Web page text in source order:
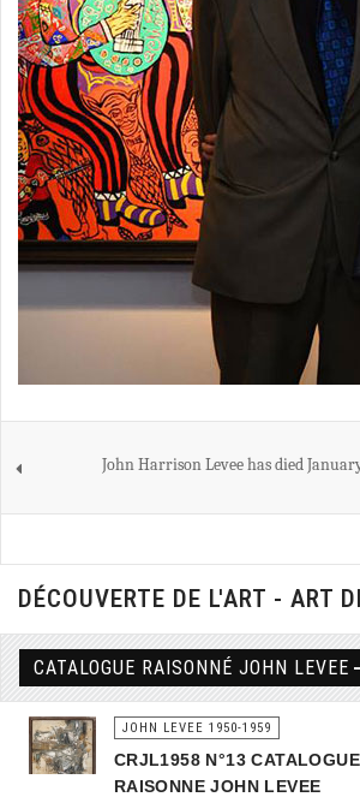
John Harrison Levee has died
DÉCOUVERTE DE L'ART - ART
CATALOGUE RAISONNÉ JOHN LEVEE
JOHN LEVEE 1950-1959
CRJL1958 N°13 CATALOGUE
RAISONNE JOHN LEVEE